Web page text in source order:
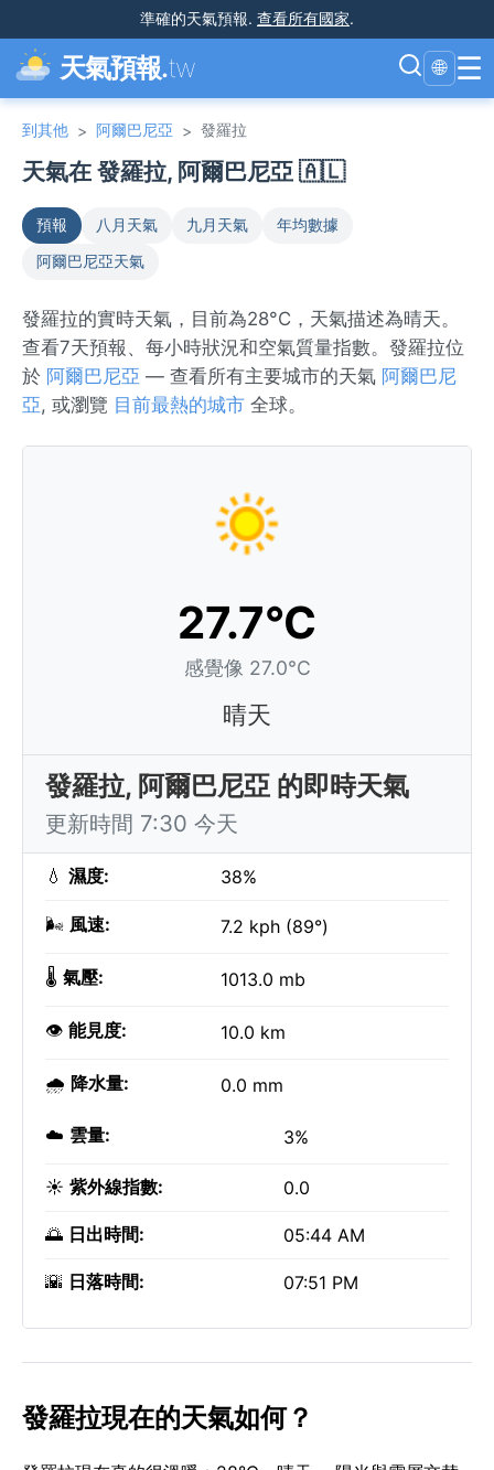
準確的天氣預報. 查看所有國家.
天氣預報.tw 🌐 ☰
到其他 > 阿爾巴尼亞 > 發羅拉
天氣在 發羅拉, 阿爾巴尼亞 🇦🇱
預報 八月天氣 九月天氣
年均數據
阿爾巴尼亞天氣
發羅拉的實時天氣，目前為28°C，天氣描述為晴天。
查看7天預報、每小時狀況和空氣質量指數。發羅拉位
於 阿爾巴尼亞 — 查看所有主要城市的天氣 阿爾巴尼
亞, 或瀏覽 目前最熱的城市 全球。
27.7°C
感覺像 27.0°C
晴天
發羅拉, 阿爾巴尼亞 的即時天氣
更新時間 7:30 今天
💧 濕度: 38%
🌬️ 風速: 7.2 kph (89°)
🌡️ 氣壓: 1013.0 mb
👁️ 能見度: 10.0 km
🌧️ 降水量: 0.0 mm
☁️ 雲量: 3%
☀️ 紫外線指數: 0.0
🌅 日出時間: 05:44 AM
🌇 日落時間: 07:51 PM
發羅拉現在的天氣如何？